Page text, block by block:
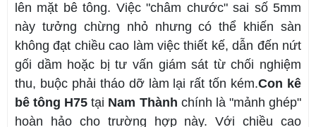
lên mặt bê tông. Việc "châm chước" sai số 5mm
này tưởng chừng nhỏ nhưng có thể khiến sàn
không đạt chiều cao làm việc thiết kế, dẫn đến nứt
gối dầm hoặc bị tư vấn giám sát từ chối nghiệm
thu, buộc phải tháo dỡ làm lại rất tốn kém.Con kê
bê tông H75 tại Nam Thành chính là "mảnh ghép"
hoàn hảo cho trường hợp này. Với chiều cao